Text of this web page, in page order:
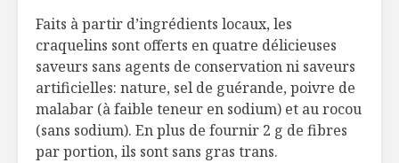
Faits à partir d’ingrédients locaux, les
craquelins sont offerts en quatre délicieuses
saveurs sans agents de conservation ni saveurs
artificielles: nature, sel de guérande, poivre de
malabar (à faible teneur en sodium) et au rocou
(sans sodium). En plus de fournir 2 g de fibres
par portion, ils sont sans gras trans.
Il faut qu’on se
Macaronis à la
truffe, lardons et
chapelure
Frappé
pomme